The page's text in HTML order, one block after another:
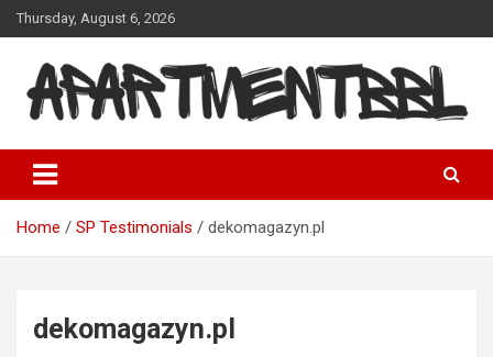
Skip
to
Thursday, August 6, 2026
Apartmentbbl
Home SP Testimonials dekomagazyn.pl
dekomagazyn.pl